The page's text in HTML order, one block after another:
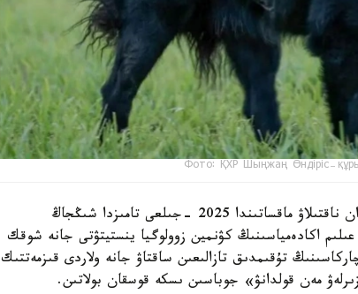
Фото: ҚХР Шыңжаң Өндіріс-
شىڭجاڭ وۆچاركاسىنىڭ شىعۋ تەگىن عىلىمي تۇرعىدان ناقتىلاۋ ماقساتىندا 2025 -جىلعى تامىزدا شىڭجاڭ
اكادەمياسىنىڭ كۋنمين زوولوگيا ينستيتۋتى جانە شوقك
تۇقىمدىق تازالىعىن ساقتاۋ جانە ولاردى قىزمەتتىك
مەن قولدانۋ» جوباسىن ىسكە قوسقان بولاتىن.